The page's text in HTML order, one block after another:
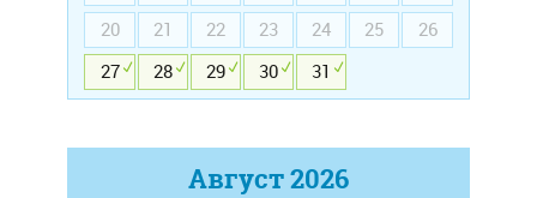
20
21 22 23 24 25
26
27
28 29 30 31
Август2026